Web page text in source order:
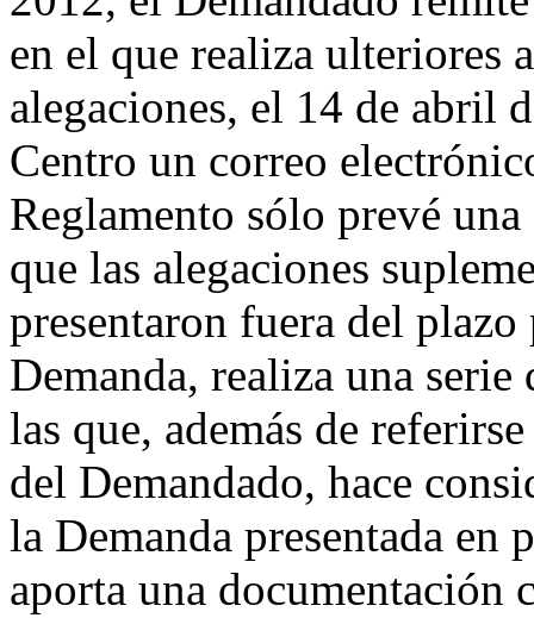
en el que realiza ulteriores
alegaciones, el 14 de abril
Centro un correo
Reglamento sólo prevé
que las alegaciones
presentaron fuera del
Demanda, realiza una serie
las que, además de
del Demandado, hace
la Demanda presentada en
aporta una documentación